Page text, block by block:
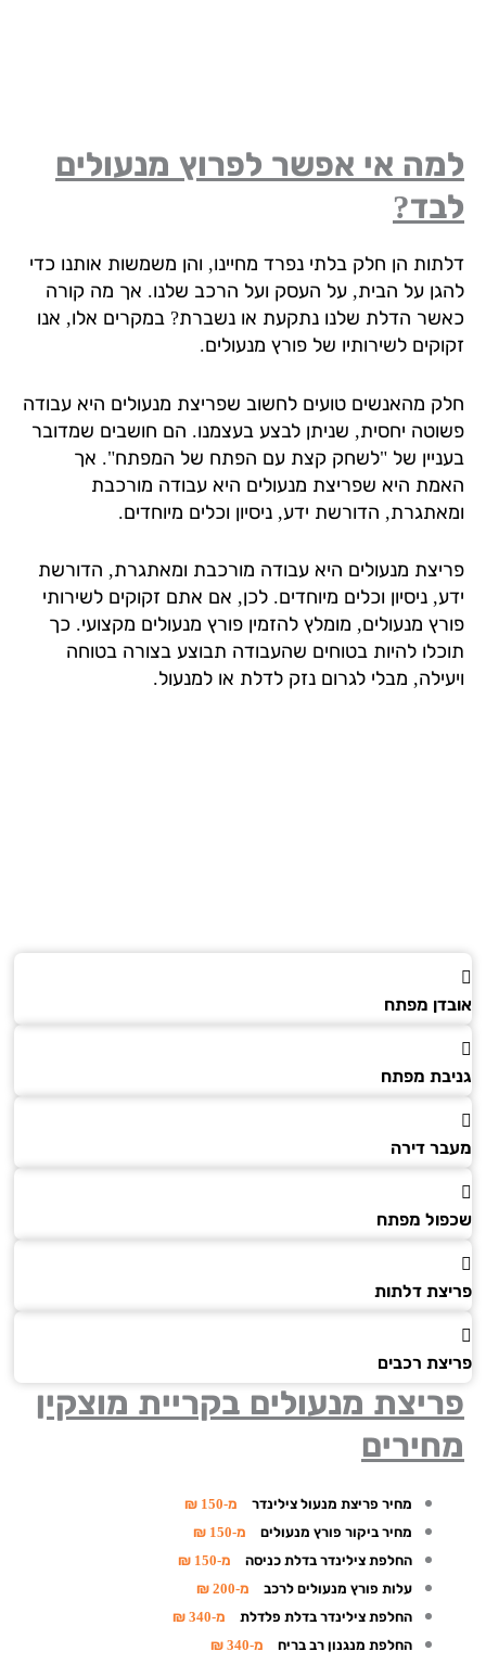
אי אפשר לפרוץ מנעולים
הן חלק בלתי נפרד מחיינו, והן משמשות אותנו כדי
על הבית, על העסק ועל הרכב שלנו. אך מה קורה
הדלת שלנו נתקעת או נשברת? במקרים אלו, אנו
לשירותיו של פורץ מנעולים.
מהאנשים טועים לחשוב שפריצת מנעולים היא עבודה
יחסית, שניתן לבצע בעצמנו. הם חושבים שמדובר
של "לשחק קצת עם הפתח של המפתח". אך
היא שפריצת מנעולים היא עבודה מורכבת
הדורשת ידע, ניסיון וכלים מיוחדים.
מנעולים היא עבודה מורכבת ומאתגרת, הדורשת
ניסיון וכלים מיוחדים. לכן, אם אתם זקוקים לשירותי
מנעולים, מומלץ להזמין פורץ מנעולים מקצועי. כך
להיות בטוחים שהעבודה תבוצע בצורה בטוחה
מבלי לגרום נזק לדלת או למנעול.
מפתח
מפתח
דירה
מפתח
דלתות
רכבים
מנעולים בקריית מוצקין
מחיר פריצת מנעול צילינדר
מ-150 ₪
מחיר ביקור פורץ מנעולים
מ-150 ₪
החלפת צילינדר בדלת כניסה
מ-150 ₪
עלות פורץ מנעולים לרכב
מ-200 ₪
החלפת צילינדר בדלת פלדלת
מ-340 ₪
החלפת מנגנון רב בריח
מ-340 ₪